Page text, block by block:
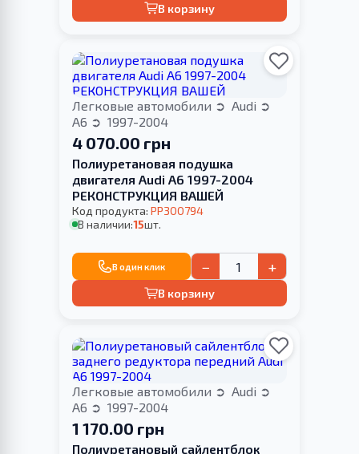
В корзину
Легковые автомобили
Audi
A6
1997-2004
4 070.00 грн
Полиуретановая подушка
двигателя Audi A6 1997-2004
РЕКОНСТРУКЦИЯ ВАШЕЙ
Код продукта: PP300794
В наличии:15шт.
В один клик − +
В корзину
Легковые автомобили
Audi
A6
1997-2004
1 170.00 грн
Полиуретановый сайлентблок